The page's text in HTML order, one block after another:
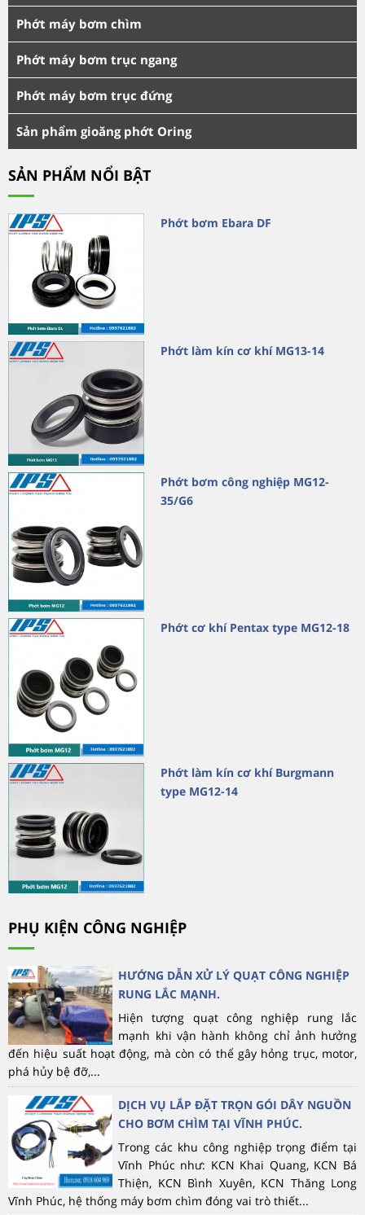
Phớt máy bơm chìm
Phớt máy bơm trục ngang
Phớt máy bơm trục đứng
Sản phẩm gioăng phớt Oring
SẢN PHẨM NỔI BẬT
Phớt bơm Ebara DF
Phớt làm kín cơ khí MG13-14
Phớt bơm công nghiệp MG12-
35/G6
Phớt cơ khí Pentax type MG12-18
Phớt làm kín cơ khí Burgmann
type MG12-14
PHỤ KIỆN CÔNG NGHIỆP
HƯỚNG DẪN XỬ LÝ QUẠT CÔNG NGHIỆP
RUNG LẮC MẠNH.
Hiện tượng quạt công nghiệp rung lắc
mạnh khi vận hành không chỉ ảnh hưởng
đến hiệu suất hoạt động, mà còn có thể gây hỏng trục, motor,
phá hủy bệ đỡ,...
DỊCH VỤ LẮP ĐẶT TRỌN GÓI DÂY NGUỒN
CHO BƠM CHÌM TẠI VĨNH PHÚC.
Trong các khu công nghiệp trọng điểm tại
Vĩnh Phúc như: KCN Khai Quang, KCN Bá
Thiện, KCN Bình Xuyên, KCN Thăng Long
Vĩnh Phúc, hệ thống máy bơm chìm đóng vai trò thiết...